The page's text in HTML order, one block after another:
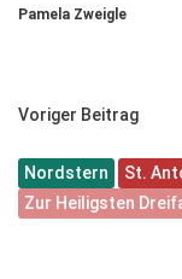
Pamela Zweigle
Voriger Beitrag
Nordstern St.
Zur Heiligsten